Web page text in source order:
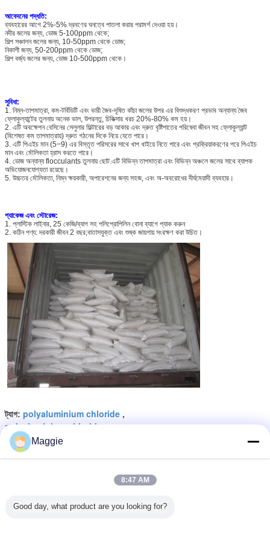
আবেদনের পদ্ধতি:
ব্যবহারের আগে 2%-5% দ্রবণের ঘনত্বে পাতলা করার পরামর্শ দেওয়া হয়।
নদীর জলের জন্য, ডোজ 5-100ppm থেকে;
শিল্প সঞ্চালন জলের জন্য, 10-50ppm থেকে ডোজ;
নিকাশী জন্য, 50-200ppm থেকে ডোজ;
শিল্প বর্জ্য জলের জন্য, ডোজ 10-500ppm থেকে।
সুবিধা:
1. নিম্ন-তাপমাত্রা, কম-টর্বিডিটি এবং ভারী জৈব-দূষিত কাঁচা জলের উপর এর বিশুদ্ধকরণ প্রভাব অন্যান্য জৈব
ফ্লোকুল্যান্টের তুলনায় অনেক ভাল, উপরন্তু, চিকিত্সার খরচ 20%-80% কম হয়।
2. এটি অবক্ষেপন বেসিনের সেলুলার ফিল্টারের বড় আকার এবং দ্রুত বৃষ্টিপাতের পরিষেবা জীবন সহ ফ্লোকুল্যান্ট
(বিশেষত কম তাপমাত্রায়) দ্রুত গঠনের দিকে নিয়ে যেতে পারে।
3. এটি পিএইচ মান (5−9) এর বিস্তৃত পরিসরের সাথে খাপ খাইয়ে নিতে পারে এবং প্রক্রিয়াকরণের পরে পিএইচ
মান এবং মৌলিকতা হ্রাস করতে পারে।
4. ডোজ অন্যান্য flocculants তুলনায় ছোট.এটি বিভিন্ন তাপমাত্রা এবং বিভিন্ন অঞ্চলে জলের সাথে ব্যাপক
অভিযোজনযোগ্যতা রয়েছে।
5. উচ্চতর মৌলিকতা, নিম্ন ক্ষয়কারী, অপারেশনের জন্য সহজ, এবং অ-অবরোধের দীর্ঘমেয়াদী ব্যবহার।
প্যাকেজ এবং স্টোরেজ:
1. প্লাস্টিক লাইনার, 25 কেজি/ব্যাগ সহ পলিপ্রোপিলিন বোনা ব্যাগে প্যাক করুন
2. কঠিন পণ্য: দরকারী জীবন 2 বছর;বাতাসযুক্ত এবং শুষ্ক জায়গায় সংরক্ষণ করা উচিত।
ট্যাগ: polyaluminium chloride ,
polyaluminium chloride water treatment,
poly aluminium chloride
Maggie
8:47 AM
Good day, what product are you looking for?